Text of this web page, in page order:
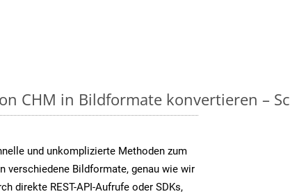
CHM in Bildformate konvertieren –
und unkomplizierte Methoden zum
verschiedene Bildformate, genau wie wir
direkte REST-API-Aufrufe oder SDKs,